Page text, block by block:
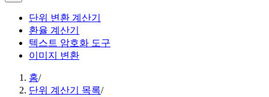
단위 변환 계산기
환율 계산기
텍스트 암호화 도구
이미지 변환
홈/
단위 계산기 목록/